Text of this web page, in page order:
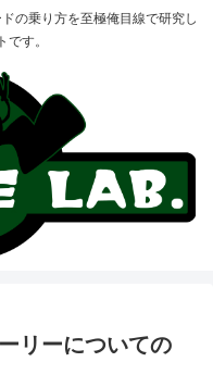
の乗り方を至極俺目線で研究し
です。
リーについての